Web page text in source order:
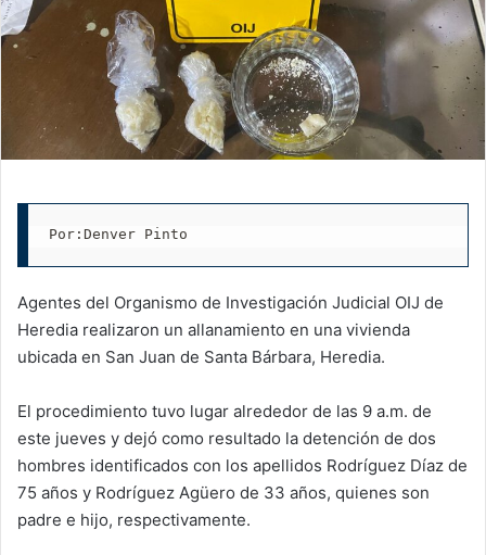
Por:Denver Pinto
Agentes del Organismo de Investigación Judicial OIJ de
Heredia realizaron un allanamiento en una vivienda
ubicada en San Juan de Santa Bárbara, Heredia.
El procedimiento tuvo lugar alrededor de las 9 a.m. de
este jueves y dejó como resultado la detención de dos
hombres identificados con los apellidos Rodríguez Díaz de
75 años y Rodríguez Agüero de 33 años, quienes son
padre e hijo, respectivamente.